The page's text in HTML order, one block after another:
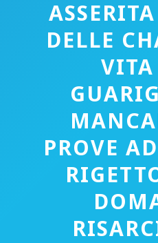
DELLE
PROVE